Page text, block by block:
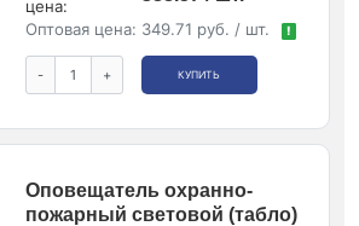
цена:
Оптовая цена: 349.71 руб. / шт. !
- + КУПИТЬ
Оповещатель охранно-
пожарный световой (табло)